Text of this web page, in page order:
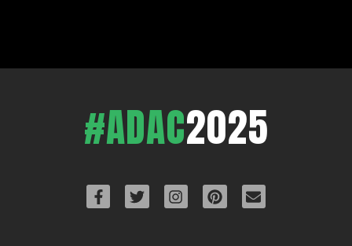
#ADAC2025